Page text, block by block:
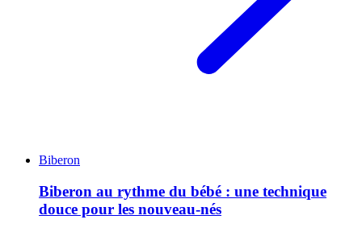
Biberon
Biberon au rythme du bébé : une technique
douce pour les nouveau-nés